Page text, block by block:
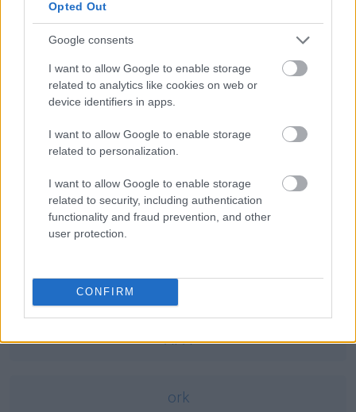
Opted Out
Google consents
I want to allow Google to enable storage
related to analytics like cookies on web or
device identifiers in apps.
I want to allow Google to enable storage
related to personalization.
I want to allow Google to enable storage
related to security, including authentication
functionality and fraud prevention, and other
user protection.
CONFIRM
Żołędziowe rodzaje
Na Litwieczyw Litwie?Na Litwęczydo Litwy
Ciekawostki
potańcówka — Tańczący z ortografią
świątobliwy— Gdy świętość jest podejrzana...
telenowela— A to ci wskazówka
Mogą Cię zainteresować również hasła
rock and roll
APA
ork